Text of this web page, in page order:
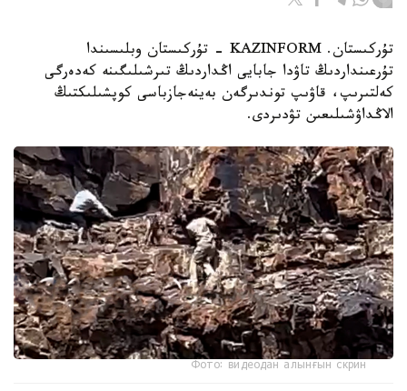
تۇركىستان. KAZINFORM - تۇركىستان وبلىسىندا
تۇرعىنداردىڭ تاۋدا جابايى اڭداردىڭ تىرشىلىگىنە كەدەرگى
كەلتىرىپ، قاۋىپ توندىرگەن بەينەجازباسى كوپشىلىكتىڭ
الاڭداۋشىلىعىن تۋدىردى.
Фото: видеодан алынғын скрин